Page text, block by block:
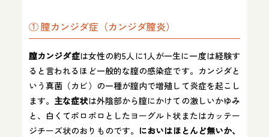
① 膣カンジダ症（カンジダ膣炎）
膣カンジダ症は女性の約5人に1人が一生に一度は経験す
ると言われるほど一般的な膣の感染症です。カンジダと
いう真菌（カビ）の一種が膣内で増殖して炎症を起こし
ます。 主な症状は外陰部から膣にかけての激しいかゆみ
と、白くてポロポロとしたヨーグルト状またはカッテー
ジチーズ状のおりものです。​ においはほとんど無いか、